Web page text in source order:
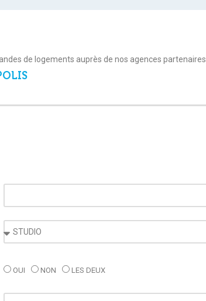
de logements auprès de nos agences partenaires.
OUI NON LES DEUX